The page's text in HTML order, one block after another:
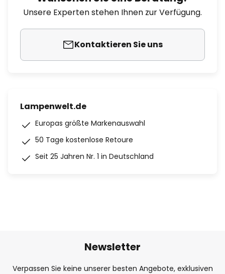
Unsere Experten stehen Ihnen zur Verfügung.
Kontaktieren Sie uns
Lampenwelt.de
Europas größte Markenauswahl
50 Tage kostenlose Retoure
Seit 25 Jahren Nr. 1 in Deutschland
Newsletter
Verpassen Sie keine unserer besten Angebote, exklusiven